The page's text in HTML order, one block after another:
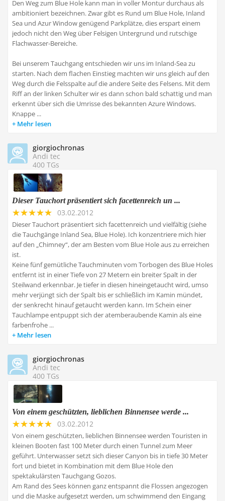
Den Weg zum Blue Hole kann man in voller Montur durchaus als
ambitioniert bezeichnen. Zwar gibt es Rund um Blue Hole, Inland
Sea und Azur Window genügend Parkplätze, dies erspart einem
jedoch nicht den Weg über Felsigen Untergrund und rutschige
Flachwasser-Bereiche.
Bei unserem Tauchgang entschieden wir uns im Inland-Sea zu
starten. Nach dem flachen Einstieg machten wir uns gleich auf den
Weg durch die Felsspalte auf die andere Seite des Felsens. Mit dem
Riff an der linken Schulter wir es dann schon bald schattig und man
erkennt über sich die Umrisse des bekannten Azure Windows.
Knappe ...
Mehr lesen
giorgiochronas
Andi tec
400 TGs
Dieser Tauchort präsentiert sich facettenreich un ...
03.02.2012
Dieser Tauchort präsentiert sich facettenreich und vielfältig (siehe
die Tauchgänge Inland Sea, Blue Hole). Ich konzentriere mich hier
auf den „Chimney“, der am Besten vom Blue Hole aus zu erreichen
ist.
Keine fünf gemütliche Tauchminuten vom Torbogen des Blue Holes
entfernt ist in einer Tiefe von 27 Metern ein breiter Spalt in der
Steilwand erkennbar. Je tiefer in diesen hineingetaucht wird, umso
mehr verjüngt sich der Spalt bis er schließlich im Kamin mündet,
der senkrecht hinauf getaucht werden kann. Im Schein einer
Tauchlampe entpuppt sich der atemberaubende Kamin als eine
farbenfrohe ...
Mehr lesen
giorgiochronas
Andi tec
400 TGs
Von einem geschützten, lieblichen Binnensee werde ...
03.02.2012
Von einem geschützten, lieblichen Binnensee werden Touristen in
kleinen Booten fast 100 Meter durch einen Tunnel zum Meer
geführt. Unterwasser setzt sich dieser Canyon bis in tiefe 30 Meter
fort und bietet in Kombination mit dem Blue Hole den
spektakulärsten Tauchgang Gozos.
Am Rand des Sees können ganz entspannt die Flossen angezogen
und die Maske aufgesetzt werden, um schwimmend den Eingang